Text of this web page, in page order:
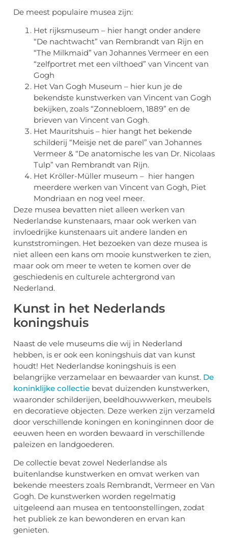
De meest populaire musea zijn:
Het rijksmuseum – hier hangt onder andere
“De nachtwacht” van Rembrandt van Rijn en
“The Milkmaid” van Johannes Vermeer en een
“zelfportret met een vilthoed” van Vincent van
Gogh
Het Van Gogh Museum – hier kun je de
bekendste kunstwerken van Vincent van Gogh
bekijken, zoals “Zonnebloem, 1889” en de
brieven van Vincent van Gogh.
Het Mauritshuis – hier hangt het bekende
schilderij “Meisje net de parel” van Johannes
Vermeer & “De anatomische les van Dr. Nicolaas
Tulp” van Rembrandt van Rijn.
Het Kröller-Müller museum – hier hangen
meerdere werken van Vincent van Gogh, Piet
Mondriaan en nog veel meer.
Deze musea bevatten niet alleen werken van
Nederlandse kunstenaars, maar ook werken van
invloedrijke kunstenaars uit andere landen en
kunststromingen. Het bezoeken van deze musea is
niet alleen een kans om mooie kunstwerken te zien,
maar ook om meer te weten te komen over de
geschiedenis en culturele achtergrond van
Nederland.
Kunst in het Nederlands
koningshuis
Naast de vele museums die wij in Nederland
hebben, is er ook een koningshuis dat van kunst
houdt! Het Nederlandse koningshuis is een
belangrijke verzamelaar en bewaarder van kunst. De
koninklijke collectie bevat duizenden kunstwerken,
waaronder schilderijen, beeldhouwwerken, meubels
en decoratieve objecten. Deze werken zijn verzameld
door verschillende koningen en koninginnen door de
eeuwen heen en worden bewaard in verschillende
paleizen en landgoederen.
De collectie bevat zowel Nederlandse als
buitenlandse kunstwerken en omvat werken van
bekende meesters zoals Rembrandt, Vermeer en Van
Gogh. De kunstwerken worden regelmatig
uitgeleend aan musea en tentoonstellingen, zodat
het publiek ze kan bewonderen en ervan kan
genieten.